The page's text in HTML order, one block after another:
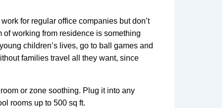
for regular office companies but don’t
working from residence is something
children’s lives, go to ball games and
families travel all they want, since
or zone soothing. Plug it into any
rooms up to 500 sq ft.